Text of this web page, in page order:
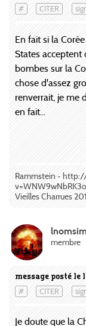
# CITER
En fait si la
States acceptent
bombes sur la
chose d'assez
renverrait, je me
en fait...
Rammstein -
v=WNW9wNbRK3o
Vieilles Charrues
message posté le
# CITER
lnomsim
membre
Je doute que la